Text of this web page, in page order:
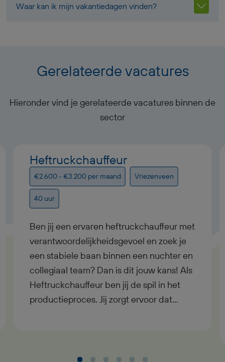
Waar kan ik mijn vakantiedagen vinden?
Gerelateerde vacatures
Hieronder vind je gerelateerde vacatures binnen de
sector
Heftruckchauffeur
€2.600 - €3.200 per maand Vriezenveen
40 uur
Ben jij een ervaren heftruckchauffeur met
verantwoordelijkheidsgevoel en zoek je
een stabiele baan binnen een nuchter en
collegiaal team? Dan is dit jouw kans! Als
Heftruckchauffeur ben jij de spil in het
productieproces. Jij zorgt ervoor dat
doorwerken. Dankzij jouw inzet blijft de